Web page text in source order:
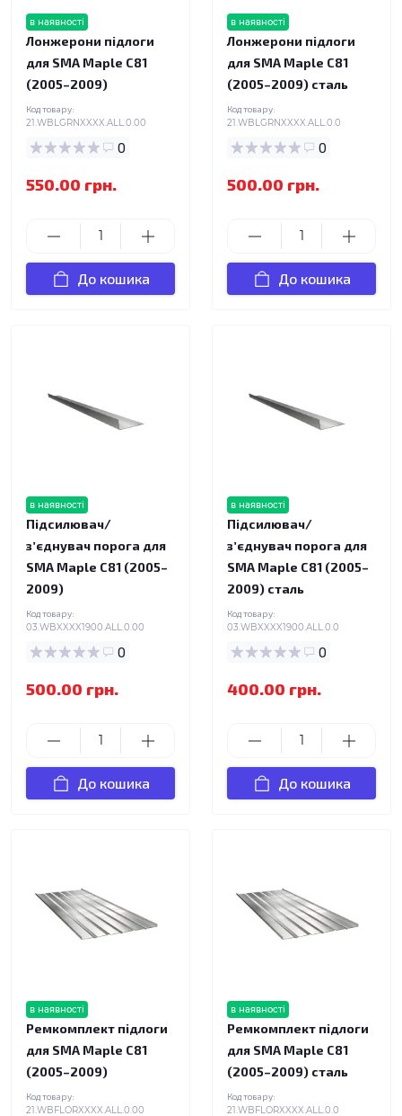
в наявності
Лонжерони підлоги
для SMA Maple C81
(2005–2009)
Код товару:
21.WBLGRNXXXX.ALL.0.00
0
550.00 грн.
До кошика
в наявності
Лонжерони підлоги
для SMA Maple C81
(2005–2009) сталь
Код товару:
21.WBLGRNXXXX.ALL.0.0
0
500.00 грн.
До кошика
в наявності
Підсилювач/
зʼєднувач порога для
SMA Maple C81 (2005–
2009)
Код товару:
03.WBXXXX1900.ALL.0.00
0
500.00 грн.
До кошика
в наявності
Підсилювач/
зʼєднувач порога для
SMA Maple C81 (2005–
2009) сталь
Код товару:
03.WBXXXX1900.ALL.0.0
0
400.00 грн.
До кошика
в наявності
Ремкомплект підлоги
для SMA Maple C81
(2005–2009)
Код товару:
21.WBFLORXXXX.ALL.0.00
в наявності
Ремкомплект підлоги
для SMA Maple C81
(2005–2009) сталь
Код товару:
21.WBFLORXXXX.ALL.0.0